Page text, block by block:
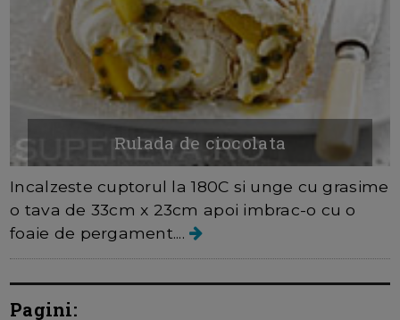
Rulada de ciocolata
Incalzeste cuptorul la 180C si unge cu grasime
o tava de 33cm x 23cm apoi imbrac-o cu o
foaie de pergament....
Pagini: